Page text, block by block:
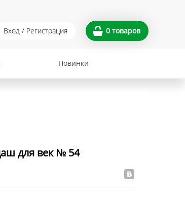
Вход / Регистрация 0 товаров
Новинки
для век № 54